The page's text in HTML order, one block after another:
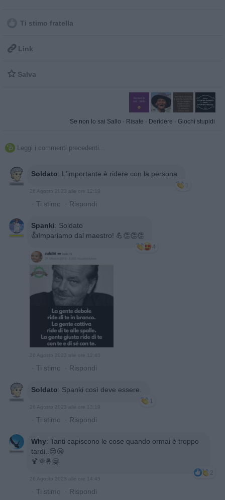
Ti stimo fratella
 Link
 Salva
Se non lo sai Sallo · Risate · Deridere · Giochi stupidi
 Leggi i commenti precedenti...
Soldato: L'importante è ridere con la persona
1
26 Agosto 2023 alle ore 12:19
· Ti stimo · Rispondi
Spanki: Soldato
👍Impariamo dal maestro! 💪👏👏👏
4
26 Agosto 2023 alle ore 12:40
· Ti stimo · Rispondi
Soldato: Spanki così deve essere.
1
26 Agosto 2023 alle ore 13:19
· Ti stimo · Rispondi
Why: Tanti capiscono le cose quando ormai è troppo
tardi..😔😪
🍹🌞🤞🤗
2
26 Agosto 2023 alle ore 14:45
· Ti stimo · Rispondi